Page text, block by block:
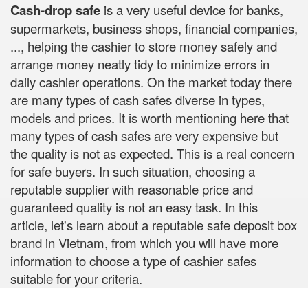
Cash-drop safe is a very useful device for banks,
supermarkets, business shops, financial companies,
..., helping the cashier to store money safely and
arrange money neatly tidy to minimize errors in
daily cashier operations. On the market today there
are many types of cash safes diverse in types,
models and prices. It is worth mentioning here that
many types of cash safes are very expensive but
the quality is not as expected. This is a real concern
for safe buyers. In such situation, choosing a
reputable supplier with reasonable price and
guaranteed quality is not an easy task. In this
article, let's learn about a reputable safe deposit box
brand in Vietnam, from which you will have more
information to choose a type of cashier safes
suitable for your criteria.